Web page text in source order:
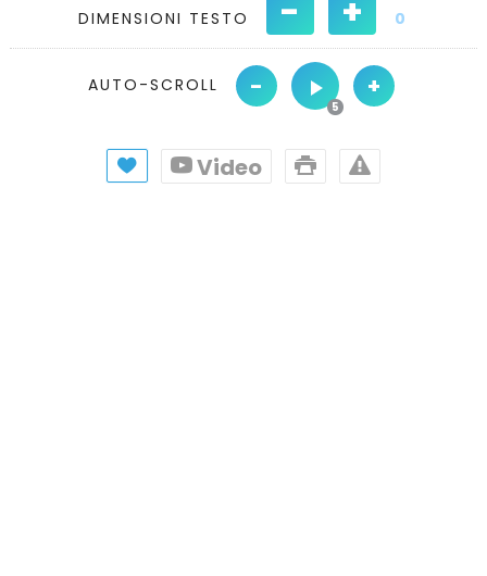
DIMENSIONI TESTO - + 0
AUTO-SCROLL - +
Video